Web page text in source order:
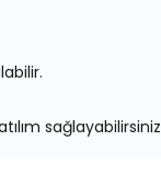
sağlayabilirsiniz